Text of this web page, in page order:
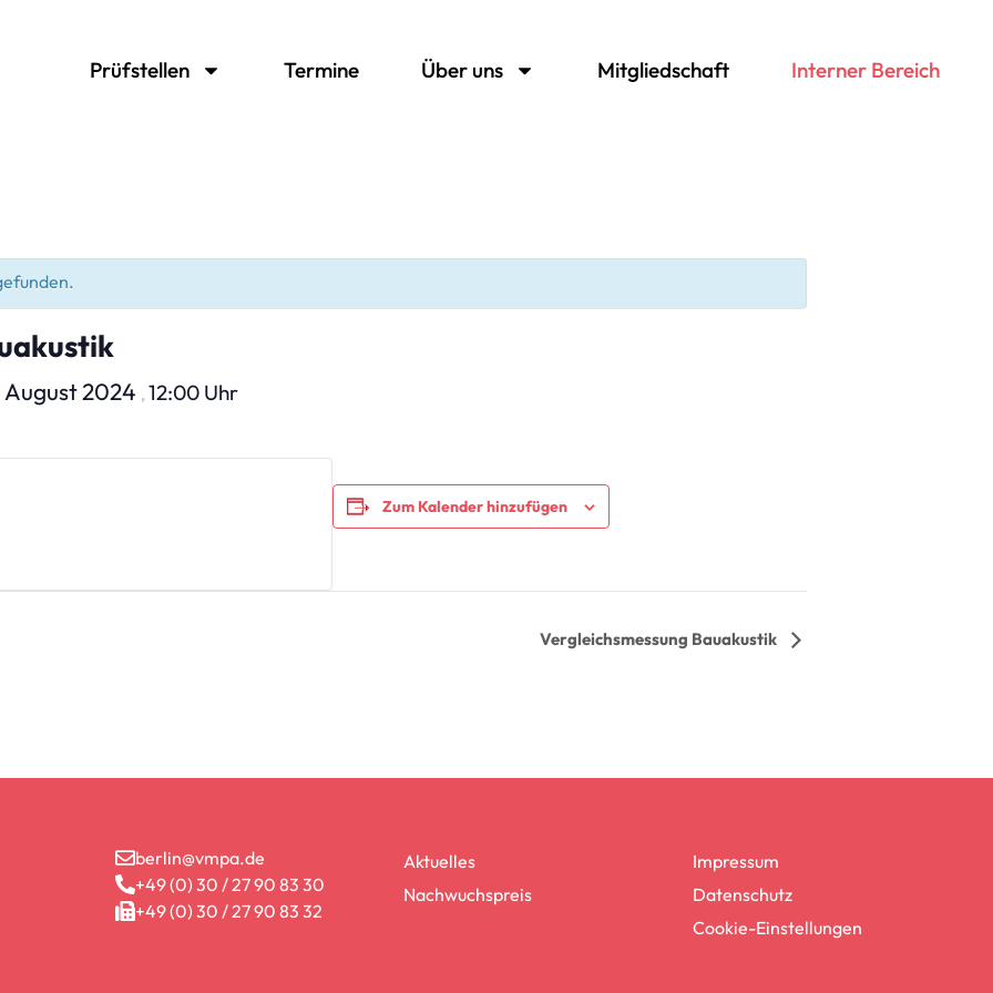
Prüfstellen Termine Über uns Mitgliedschaft Interner Bereich
August 2024 , 12:00 Uhr
Zum Kalender hinzufügen
Vergleichsmessung Bauakustik
berlin@vmpa.de
+49 (0) 30 / 27 90 83 30
+49 (0) 30 / 27 90 83 32
Aktuelles
Nachwuchspreis
Impressum
Datenschutz
Cookie-Einstellungen